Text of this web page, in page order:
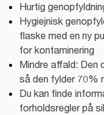
Hurtig
Hygiejnisk
flaske med en ny
for kontaminering
Mindre affald: Den
så den fylder 70%
Du kan finde
forholdsregler på